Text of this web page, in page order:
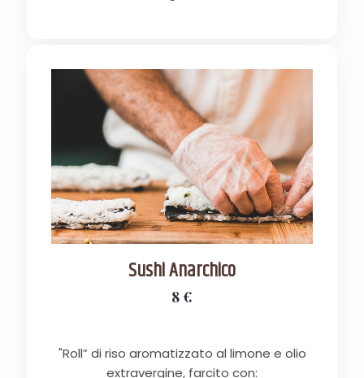
Sushi Anarchico
8 €
"Roll” di riso aromatizzato al limone e olio
extravergine, farcito con: